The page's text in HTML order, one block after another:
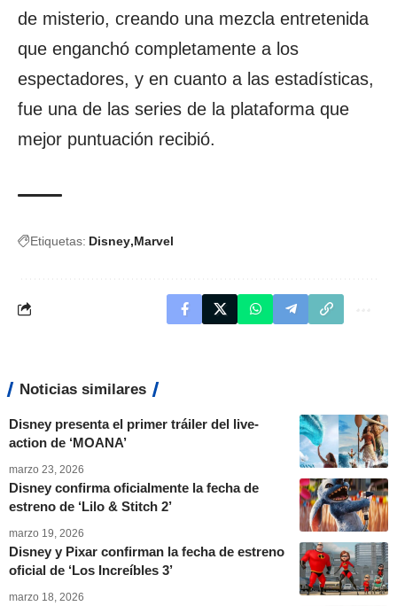
de misterio, creando una mezcla entretenida
que enganchó completamente a los
espectadores, y en cuanto a las estadísticas,
fue una de las series de la plataforma que
mejor puntuación recibió.
Etiquetas: Disney Marvel
Noticias similares
Disney presenta el primer tráiler del live-
action de ‘MOANA’
marzo 23, 2026
Disney confirma oficialmente la fecha de
estreno de ‘Lilo & Stitch 2’
marzo 19, 2026
Disney y Pixar confirman la fecha de estreno
oficial de ‘Los Increíbles 3’
marzo 18, 2026